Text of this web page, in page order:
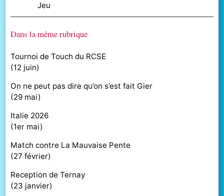
jeu
Dans la même rubrique
Tournoi de Touch du RCSE
(12 juin)
On ne peut pas dire qu’on s’est fait Gier
(29 mai)
Italie 2026
(1er mai)
Match contre La Mauvaise Pente
(27 février)
Reception de Ternay
(23 janvier)